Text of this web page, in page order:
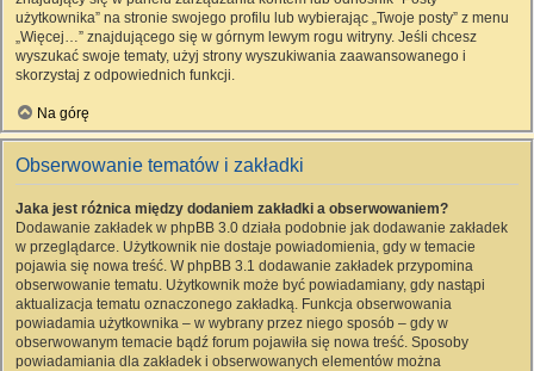
użytkownika” na stronie swojego profilu lub wybierając „Twoje posty” z menu
„Więcej…” znajdującego się w górnym lewym rogu witryny. Jeśli chcesz
wyszukać swoje tematy, użyj strony wyszukiwania zaawansowanego i
skorzystaj z odpowiednich funkcji.
Na górę
Obserwowanie tematów i zakładki
Jaka jest różnica między dodaniem zakładki a obserwowaniem?
Dodawanie zakładek w phpBB 3.0 działa podobnie jak dodawanie zakładek
w przeglądarce. Użytkownik nie dostaje powiadomienia, gdy w temacie
pojawia się nowa treść. W phpBB 3.1 dodawanie zakładek przypomina
obserwowanie tematu. Użytkownik może być powiadamiany, gdy nastąpi
aktualizacja tematu oznaczonego zakładką. Funkcja obserwowania
powiadamia użytkownika – w wybrany przez niego sposób – gdy w
obserwowanym temacie bądź forum pojawiła się nowa treść. Sposoby
powiadamiania dla zakładek i obserwowanych elementów można